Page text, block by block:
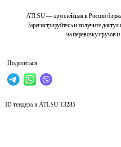
ATI.SU — крупнейшая в России
Зарегистрируйтесь и получите
на перевозку грузов
Поделиться
ID тендера в ATI.SU 13285